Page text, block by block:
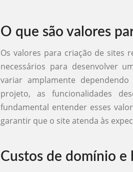
O que são valores
Os valores para criação de sites
necessários para desenvolver
variar amplamente
projeto, as funcionalidades
fundamental entender esses
garantir que o site atenda às
Custos de domínio e